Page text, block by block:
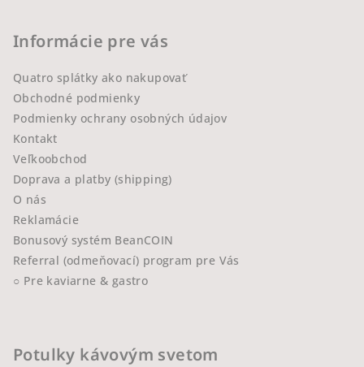
Informácie pre vás
Quatro splátky ako nakupovať
Obchodné podmienky
Podmienky ochrany osobných údajov
Kontakt
Veľkoobchod
Doprava a platby (shipping)
O nás
Reklamácie
Bonusový systém BeanCOIN
Referral (odmeňovací) program pre Vás
○ Pre kaviarne & gastro
Potulky kávovým svetom